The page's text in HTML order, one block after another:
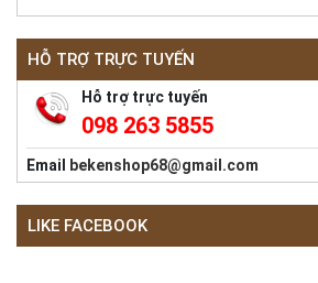
HỖ TRỢ TRỰC TUYẾN
Hỗ trợ trực tuyến
098 263 5855
Email bekenshop68@gmail.com
LIKE FACEBOOK